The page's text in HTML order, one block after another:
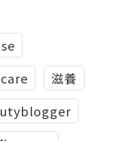
滋養